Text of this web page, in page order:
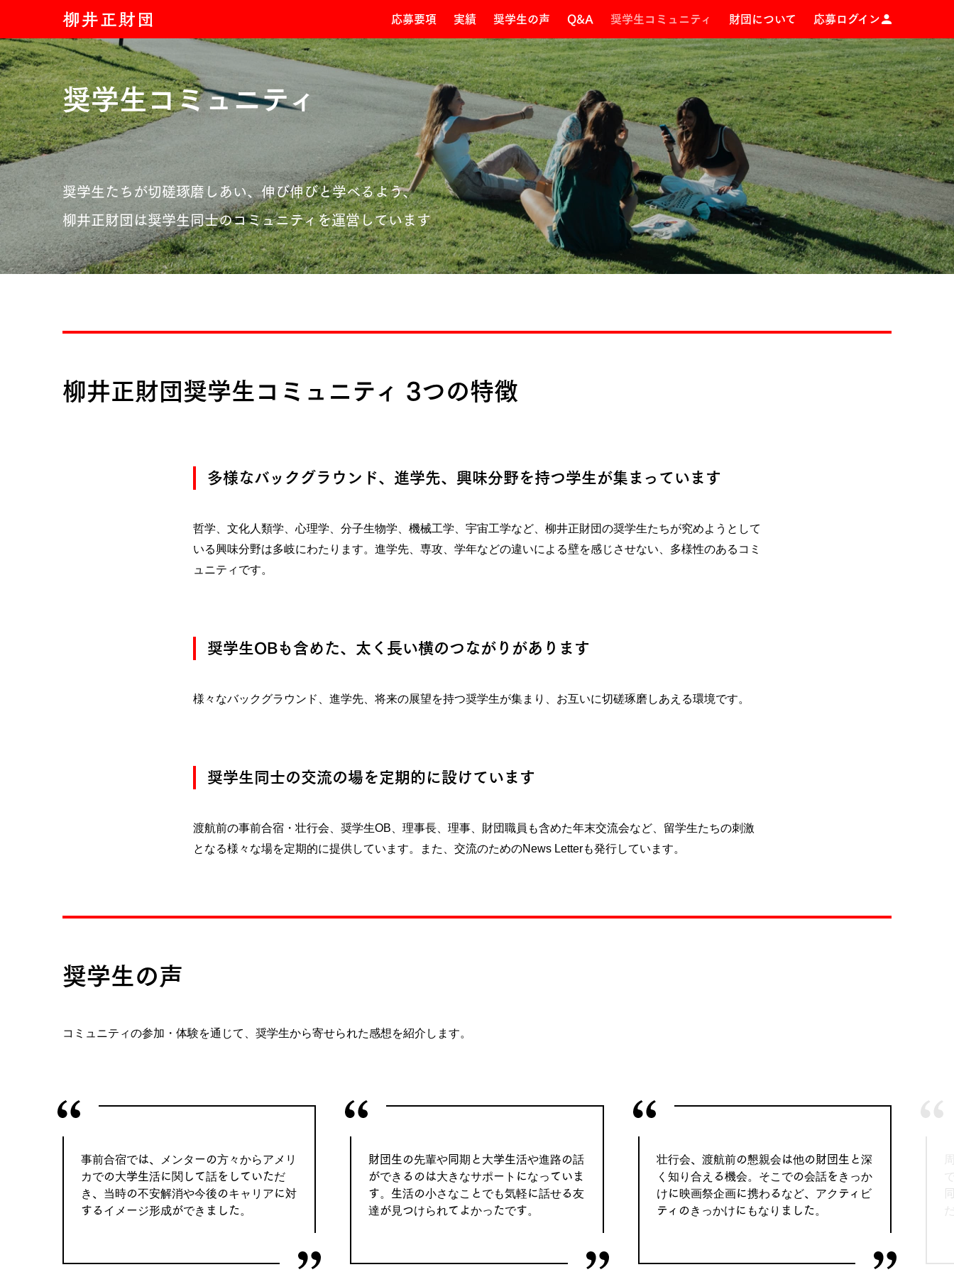
応募要項 実績 奨学生の声 Q&A 奨学生コミュニティ 財団について 応募ログイン
奨学生コミュニティ
奨学生たちが切磋琢磨しあい、伸び伸びと学べるよう、
柳井正財団は奨学生同士のコミュニティを運営しています
柳井正財団奨学生コミュニティ 3つの特徴
多様なバックグラウンド、進学先、興味分野を持つ学生が集まっています
哲学、文化人類学、心理学、分子生物学、機械工学、宇宙工学など、柳井正財団の奨学生たちが究めようとして
いる興味分野は多岐にわたります。進学先、専攻、学年などの違いによる壁を感じさせない、多様性のあるコミ
ュニティです。
奨学生OBも含めた、太く長い横のつながりがあります
様々なバックグラウンド、進学先、将来の展望を持つ奨学生が集まり、お互いに切磋琢磨しあえる環境です。
奨学生同士の交流の場を定期的に設けています
渡航前の事前合宿・壮行会、奨学生OB、理事長、理事、財団職員も含めた年末交流会など、留学生たちの刺激
となる様々な場を定期的に提供しています。また、交流のためのNews Letterも発行しています。
奨学生の声
コミュニティの参加・体験を通じて、奨学生から寄せられた感想を紹介します。
事前合宿では、メンターの方々からアメリ
カでの大学生活に関して話をしていただ
き、当時の不安解消や今後のキャリアに対
するイメージ形成ができました。
財団生の先輩や同期と大学生活や進路の話
ができるのは大きなサポートになっていま
す。生活の小さなことでも気軽に話せる友
達が見つけられてよかったです。
壮行会、渡航前の懇親会は他の財団生と深
く知り合える機会。そこでの会話をきっか
けに映画祭企画に携わるなど、アクティビ
ティのきっかけにもなりました。